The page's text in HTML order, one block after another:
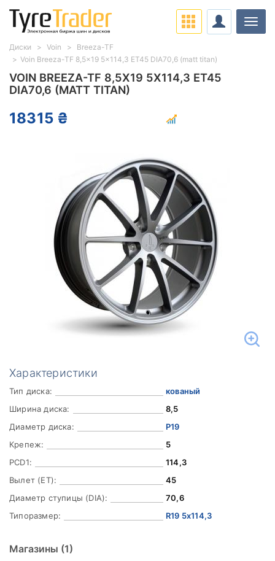
VOIN BREEZA-TF 8,5X19 5X114,3 ET45
DIA70,6 (MATT TITAN)
18315 ₴
Характеристики
Тип диска:
кованый
Ширина диска:
8,5
Диаметр диска:
Р19
Крепеж:
5
PCD1:
114,3
Вылет (ET):
45
Диаметр ступицы (DIA):
70,6
Типоразмер:
R19 5x114,3
Магазины (1)
Диски Voin
Breeza-TF
Voin Breeza-TF 8,5x19 5x114,3 ET45 DIA70,6 (matt titan)